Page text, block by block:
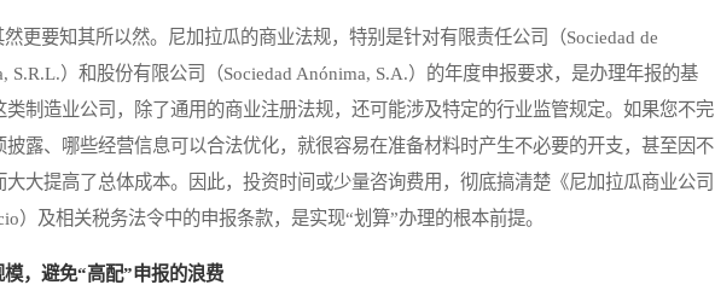
要知其所以然。尼加拉瓜的商业法规，特别是针对有限责任公司（Sociedad de
S.R.L.）和股份有限公司（Sociedad Anónima, S.A.）的年度申报要求，是办理年报的基
制造业公司，除了通用的商业注册法规，还可能涉及特定的行业监管规定。如果您不完
露、哪些经营信息可以合法优化，就很容易在准备材料时产生不必要的开支，甚至因不
大提高了总体成本。因此，投资时间或少量咨询费用，彻底搞清楚《尼加拉瓜商业公司
）及相关税务法令中的申报条款，是实现“划算”办理的根本前提。
，避免“高配”申报的浪费